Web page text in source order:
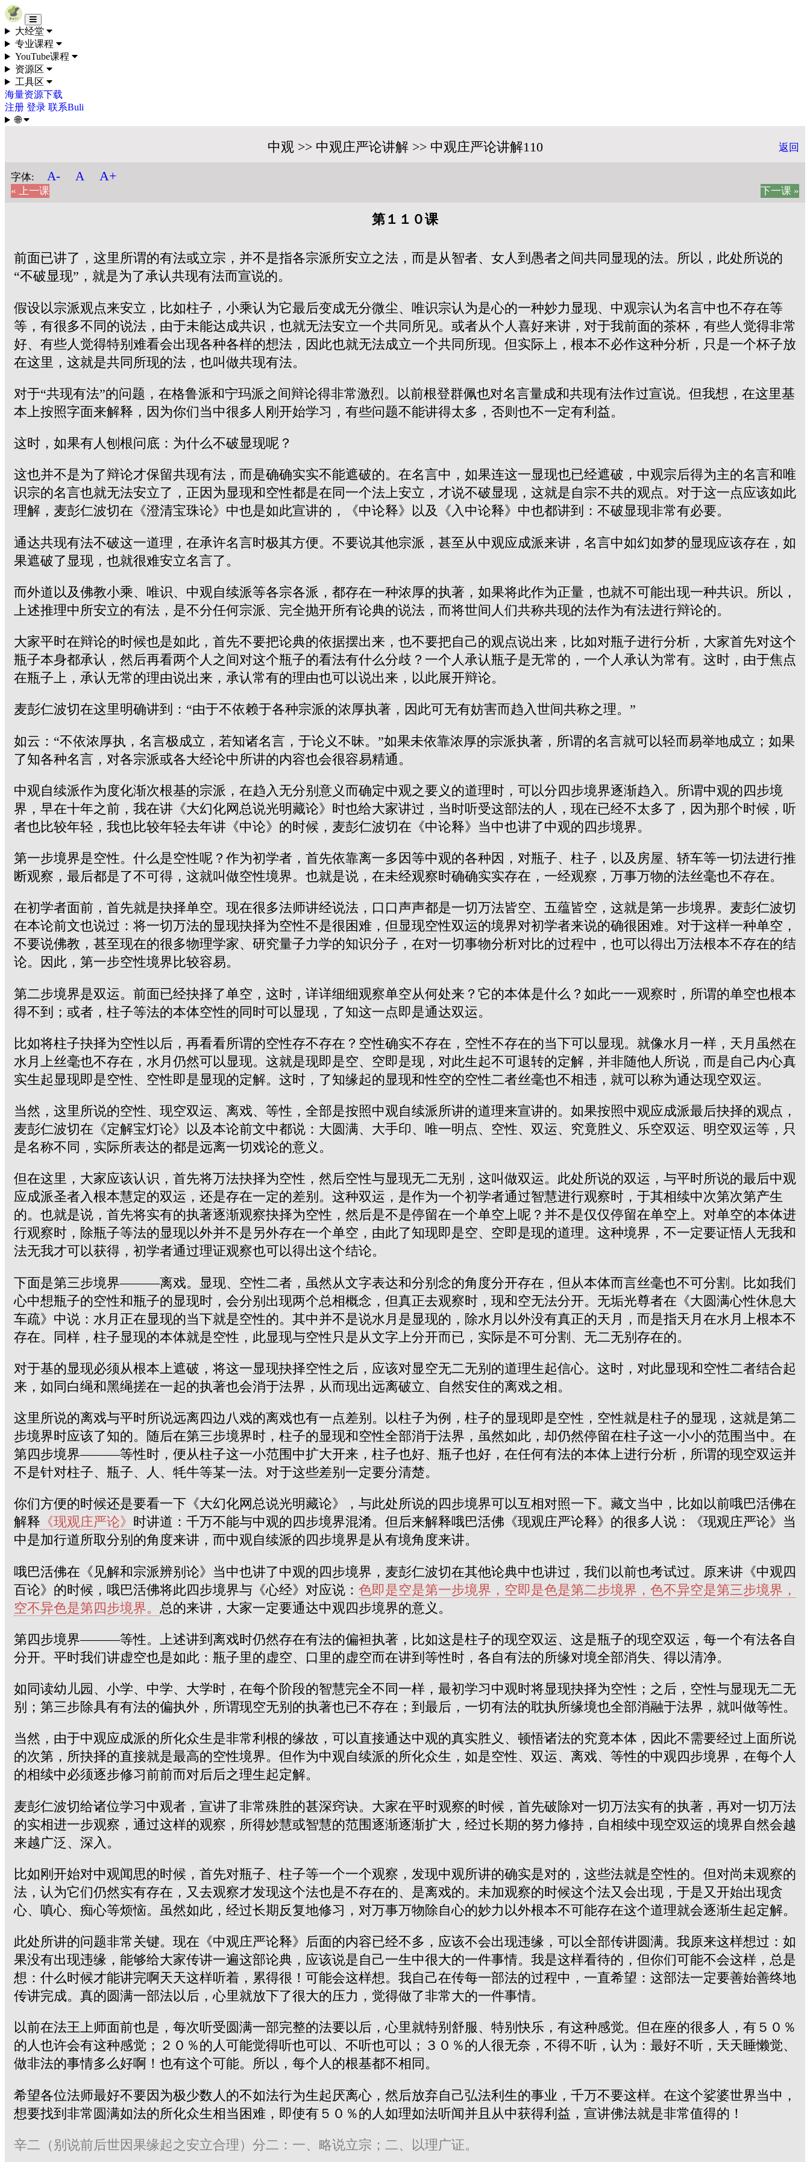
Skip to content
大经堂
专业课程
YouTube课程
资源区
工具区
海量资源下载
注册 登录 联系Buli
🌐
中观 >> 中观庄严论讲解 >> 中观庄严论讲解110 返回
字体: A- A A+
« 上一课 下一课 »
第１１０课
前面已讲了，这里所谓的有法或立宗，并不是指各宗派所安立之法，而是从智者、女人到愚者之间共同显现的法。所以，此处所说的
“不破显现”，就是为了承认共现有法而宣说的。
假设以宗派观点来安立，比如柱子，小乘认为它最后变成无分微尘、唯识宗认为是心的一种妙力显现、中观宗认为名言中也不存在等
等，有很多不同的说法，由于未能达成共识，也就无法安立一个共同所见。或者从个人喜好来讲，对于我前面的茶杯，有些人觉得非常
好、有些人觉得特别难看会出现各种各样的想法，因此也就无法成立一个共同所现。但实际上，根本不必作这种分析，只是一个杯子放
在这里，这就是共同所现的法，也叫做共现有法。
对于“共现有法”的问题，在格鲁派和宁玛派之间辩论得非常激烈。以前根登群佩也对名言量成和共现有法作过宣说。但我想，在这里基
本上按照字面来解释，因为你们当中很多人刚开始学习，有些问题不能讲得太多，否则也不一定有利益。
这时，如果有人刨根问底：为什么不破显现呢？
这也并不是为了辩论才保留共现有法，而是确确实实不能遮破的。在名言中，如果连这一显现也已经遮破，中观宗后得为主的名言和唯
识宗的名言也就无法安立了，正因为显现和空性都是在同一个法上安立，才说不破显现，这就是自宗不共的观点。对于这一点应该如此
理解，麦彭仁波切在《澄清宝珠论》中也是如此宣讲的，《中论释》以及《入中论释》中也都讲到：不破显现非常有必要。
通达共现有法不破这一道理，在承许名言时极其方便。不要说其他宗派，甚至从中观应成派来讲，名言中如幻如梦的显现应该存在，如
果遮破了显现，也就很难安立名言了。
而外道以及佛教小乘、唯识、中观自续派等各宗各派，都存在一种浓厚的执著，如果将此作为正量，也就不可能出现一种共识。所以，
上述推理中所安立的有法，是不分任何宗派、完全抛开所有论典的说法，而将世间人们共称共现的法作为有法进行辩论的。
大家平时在辩论的时候也是如此，首先不要把论典的依据摆出来，也不要把自己的观点说出来，比如对瓶子进行分析，大家首先对这个
瓶子本身都承认，然后再看两个人之间对这个瓶子的看法有什么分歧？一个人承认瓶子是无常的，一个人承认为常有。这时，由于焦点
在瓶子上，承认无常的理由说出来，承认常有的理由也可以说出来，以此展开辩论。
麦彭仁波切在这里明确讲到：“由于不依赖于各种宗派的浓厚执著，因此可无有妨害而趋入世间共称之理。”
如云：“不依浓厚执，名言极成立，若知诸名言，于论义不昧。”如果未依靠浓厚的宗派执著，所谓的名言就可以轻而易举地成立；如果
了知各种名言，对各宗派或各大经论中所讲的内容也会很容易精通。
中观自续派作为度化渐次根基的宗派，在趋入无分别意义而确定中观之要义的道理时，可以分四步境界逐渐趋入。所谓中观的四步境
界，早在十年之前，我在讲《大幻化网总说光明藏论》时也给大家讲过，当时听受这部法的人，现在已经不太多了，因为那个时候，听
者也比较年轻，我也比较年轻去年讲《中论》的时候，麦彭仁波切在《中论释》当中也讲了中观的四步境界。
第一步境界是空性。什么是空性呢？作为初学者，首先依靠离一多因等中观的各种因，对瓶子、柱子，以及房屋、轿车等一切法进行推
断观察，最后都是了不可得，这就叫做空性境界。也就是说，在未经观察时确确实实存在，一经观察，万事万物的法丝毫也不存在。
在初学者面前，首先就是抉择单空。现在很多法师讲经说法，口口声声都是一切万法皆空、五蕴皆空，这就是第一步境界。麦彭仁波切
在本论前文也说过：将一切万法的显现抉择为空性不是很困难，但显现空性双运的境界对初学者来说的确很困难。对于这样一种单空，
不要说佛教，甚至现在的很多物理学家、研究量子力学的知识分子，在对一切事物分析对比的过程中，也可以得出万法根本不存在的结
论。因此，第一步空性境界比较容易。
第二步境界是双运。前面已经抉择了单空，这时，详详细细观察单空从何处来？它的本体是什么？如此一一观察时，所谓的单空也根本
得不到；或者，柱子等法的本体空性的同时可以显现，了知这一点即是通达双运。
比如将柱子抉择为空性以后，再看看所谓的空性存不存在？空性确实不存在，空性不存在的当下可以显现。就像水月一样，天月虽然在
水月上丝毫也不存在，水月仍然可以显现。这就是现即是空、空即是现，对此生起不可退转的定解，并非随他人所说，而是自己内心真
实生起显现即是空性、空性即是显现的定解。这时，了知缘起的显现和性空的空性二者丝毫也不相违，就可以称为通达现空双运。
当然，这里所说的空性、现空双运、离戏、等性，全部是按照中观自续派所讲的道理来宣讲的。如果按照中观应成派最后抉择的观点，
麦彭仁波切在《定解宝灯论》以及本论前文中都说：大圆满、大手印、唯一明点、空性、双运、究竟胜义、乐空双运、明空双运等，只
是名称不同，实际所表达的都是远离一切戏论的意义。
但在这里，大家应该认识，首先将万法抉择为空性，然后空性与显现无二无别，这叫做双运。此处所说的双运，与平时所说的最后中观
应成派圣者入根本慧定的双运，还是存在一定的差别。这种双运，是作为一个初学者通过智慧进行观察时，于其相续中次第次第产生
的。也就是说，首先将实有的执著逐渐观察抉择为空性，然后是不是停留在一个单空上呢？并不是仅仅停留在单空上。对单空的本体进
行观察时，除瓶子等法的显现以外并不是另外存在一个单空，由此了知现即是空、空即是现的道理。这种境界，不一定要证悟人无我和
法无我才可以获得，初学者通过理证观察也可以得出这个结论。
下面是第三步境界———离戏。显现、空性二者，虽然从文字表达和分别念的角度分开存在，但从本体而言丝毫也不可分割。比如我们
心中想瓶子的空性和瓶子的显现时，会分别出现两个总相概念，但真正去观察时，现和空无法分开。无垢光尊者在《大圆满心性休息大
车疏》中说：水月正在显现的当下就是空性的。其中并不是说水月是显现的，除水月以外没有真正的天月，而是指天月在水月上根本不
存在。同样，柱子显现的本体就是空性，此显现与空性只是从文字上分开而已，实际是不可分割、无二无别存在的。
对于基的显现必须从根本上遮破，将这一显现抉择空性之后，应该对显空无二无别的道理生起信心。这时，对此显现和空性二者结合起
来，如同白绳和黑绳搓在一起的执著也会消于法界，从而现出远离破立、自然安住的离戏之相。
这里所说的离戏与平时所说远离四边八戏的离戏也有一点差别。以柱子为例，柱子的显现即是空性，空性就是柱子的显现，这就是第二
步境界时应该了知的。随后在第三步境界时，柱子的显现和空性全部消于法界，虽然如此，却仍然停留在柱子这一小小的范围当中。在
第四步境界———等性时，便从柱子这一小范围中扩大开来，柱子也好、瓶子也好，在任何有法的本体上进行分析，所谓的现空双运并
不是针对柱子、瓶子、人、牦牛等某一法。对于这些差别一定要分清楚。
你们方便的时候还是要看一下《大幻化网总说光明藏论》，与此处所说的四步境界可以互相对照一下。藏文当中，比如以前哦巴活佛在
解释 《现观庄严论》 时讲道：千万不能与中观的四步境界混淆。但后来解释哦巴活佛《现观庄严论释》的很多人说：《现观庄严论》当
中是加行道所取分别的角度来讲，而中观自续派的四步境界是从有境角度来讲。
哦巴活佛在《见解和宗派辨别论》当中也讲了中观的四步境界，麦彭仁波切在其他论典中也讲过，我们以前也考试过。原来讲《中观四
百论》的时候，哦巴活佛将此四步境界与《心经》对应说： 色即是空是第一步境界，空即是色是第二步境界，色不异空是第三步境界，
空不异色是第四步境界。 总的来讲，大家一定要通达中观四步境界的意义。
第四步境界———等性。上述讲到离戏时仍然存在有法的偏袒执著，比如这是柱子的现空双运、这是瓶子的现空双运，每一个有法各自
分开。平时我们讲虚空也是如此：瓶子里的虚空、口里的虚空而在讲到等性时，各自有法的所缘对境全部消失、得以清净。
如同读幼儿园、小学、中学、大学时，在每个阶段的智慧完全不同一样，最初学习中观时将显现抉择为空性；之后，空性与显现无二无
别；第三步除具有有法的偏执外，所谓现空无别的执著也已不存在；到最后，一切有法的耽执所缘境也全部消融于法界，就叫做等性。
当然，由于中观应成派的所化众生是非常利根的缘故，可以直接通达中观的真实胜义、顿悟诸法的究竟本体，因此不需要经过上面所说
的次第，所抉择的直接就是最高的空性境界。但作为中观自续派的所化众生，如是空性、双运、离戏、等性的中观四步境界，在每个人
的相续中必须逐步修习前前而对后后之理生起定解。
麦彭仁波切给诸位学习中观者，宣讲了非常殊胜的甚深窍诀。大家在平时观察的时候，首先破除对一切万法实有的执著，再对一切万法
的实相进一步观察，通过这样的观察，所得妙慧或智慧的范围逐渐逐渐扩大，经过长期的努力修持，自相续中现空双运的境界自然会越
来越广泛、深入。
比如刚开始对中观闻思的时候，首先对瓶子、柱子等一个一个观察，发现中观所讲的确实是对的，这些法就是空性的。但对尚未观察的
法，认为它们仍然实有存在，又去观察才发现这个法也是不存在的、是离戏的。未加观察的时候这个法又会出现，于是又开始出现贪
心、嗔心、痴心等烦恼。虽然如此，经过长期反复地修习，对万事万物除自心的妙力以外根本不可能存在这个道理就会逐渐生起定解。
此处所讲的问题非常关键。现在《中观庄严论释》后面的内容已经不多，应该不会出现违缘，可以全部传讲圆满。我原来这样想过：如
果没有出现违缘，能够给大家传讲一遍这部论典，应该说是自己一生中很大的一件事情。我是这样看待的，但你们可能不会这样，总是
想：什么时候才能讲完啊天天这样听着，累得很！可能会这样想。我自己在传每一部法的过程中，一直希望：这部法一定要善始善终地
传讲完成。真的圆满一部法以后，心里就放下了很大的压力，觉得做了非常大的一件事情。
以前在法王上师面前也是，每次听受圆满一部完整的法要以后，心里就特别舒服、特别快乐，有这种感觉。但在座的很多人，有５０％
的人也许会有这种感觉；２０％的人可能觉得听也可以、不听也可以；３０％的人很无奈，不得不听，认为：最好不听，天天睡懒觉、
做非法的事情多么好啊！也有这个可能。所以，每个人的根基都不相同。
希望各位法师最好不要因为极少数人的不如法行为生起厌离心，然后放弃自己弘法利生的事业，千万不要这样。在这个娑婆世界当中，
想要找到非常圆满如法的所化众生相当困难，即使有５０％的人如理如法听闻并且从中获得利益，宣讲佛法就是非常值得的！
辛二（别说前后世因果缘起之安立合理）分二：一、略说立宗；二、以理广证。